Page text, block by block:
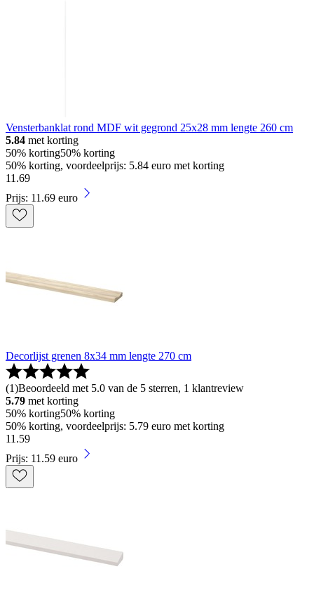
Vensterbanklat rond MDF wit gegrond 25x28 mm lengte 260 cm
5.84 met korting
50% korting50% korting
50% korting, voordeelprijs: 5.84 euro met korting
11 .69
Prijs: 11.69 euro
Decorlijst grenen 8x34 mm lengte 270 cm
(1)Beoordeeld met 5.0 van de 5 sterren, 1 klantreview
5.79 met korting
50% korting50% korting
50% korting, voordeelprijs: 5.79 euro met korting
11 .59
Prijs: 11.59 euro